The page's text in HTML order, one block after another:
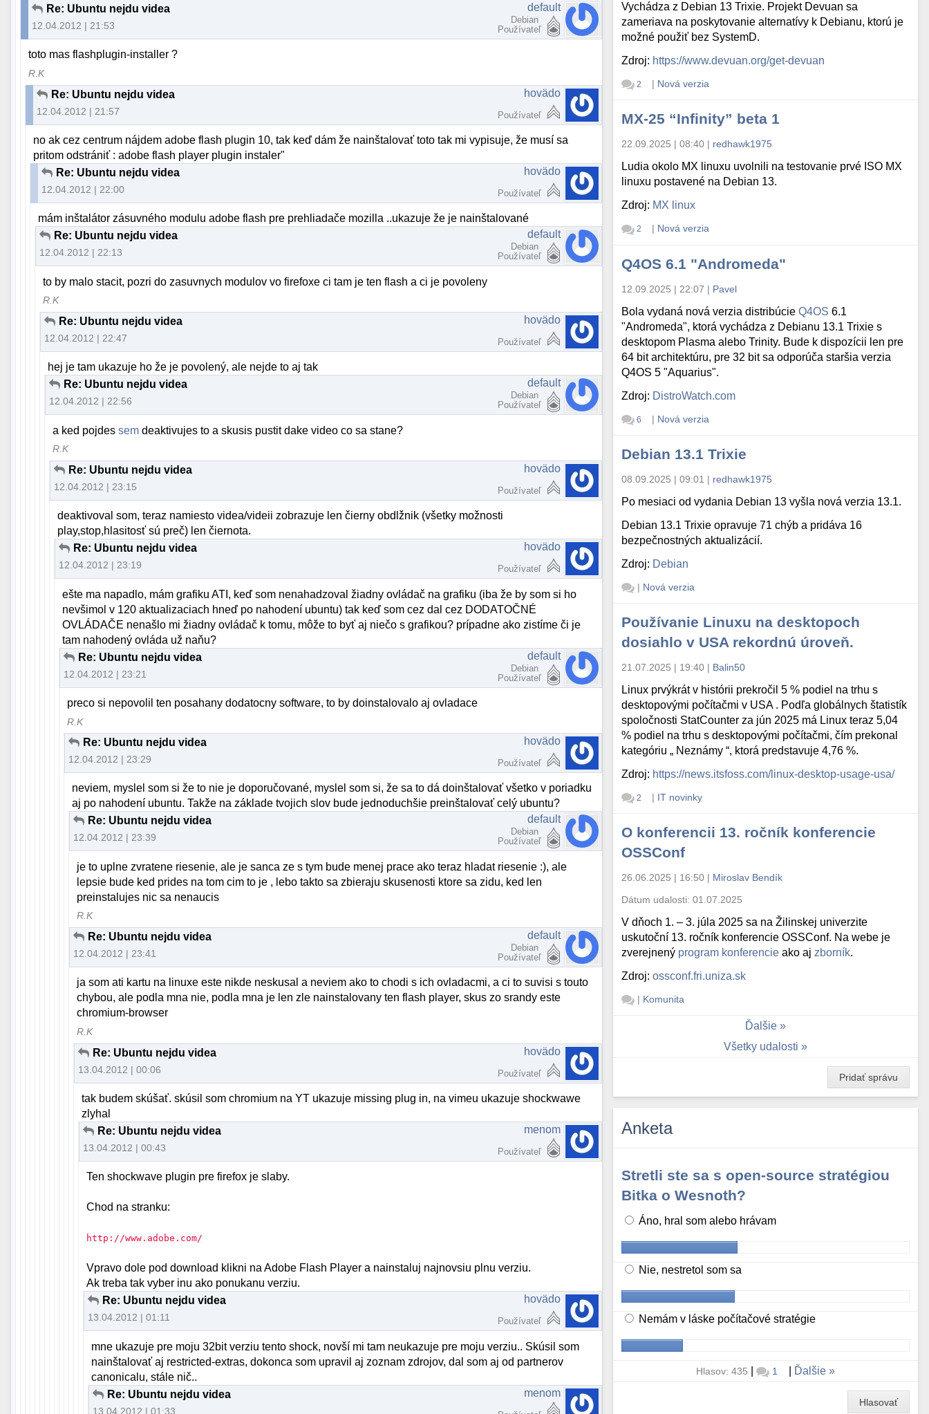
Re: Ubuntu nejdu videa
12.04.2012 | 21:53
default
Debian
Používateľ
toto mas flashplugin-installer ?
R.K
Re: Ubuntu nejdu videa
12.04.2012 | 21:57
hovädo
Používateľ
no ak cez centrum nájdem adobe flash plugin 10, tak keď dám že nainštalovať toto tak mi vypisuje, že musí sa
pritom odstrániť : adobe flash player plugin instaler"
Re: Ubuntu nejdu videa
12.04.2012 | 22:00
hovädo
Používateľ
mám inštalátor zásuvného modulu adobe flash pre prehliadače mozilla ..ukazuje že je nainštalované
Re: Ubuntu nejdu videa
12.04.2012 | 22:13
default
Debian
Používateľ
to by malo stacit, pozri do zasuvnych modulov vo firefoxe ci tam je ten flash a ci je povoleny
R.K
Re: Ubuntu nejdu videa
12.04.2012 | 22:47
hovädo
Používateľ
hej je tam ukazuje ho že je povolený, ale nejde to aj tak
Re: Ubuntu nejdu videa
12.04.2012 | 22:56
default
Debian
Používateľ
a ked pojdessem deaktivujes to a skusis pustit dake video co sa stane?
R.K
Re: Ubuntu nejdu videa
12.04.2012 | 23:15
hovädo
Používateľ
deaktivoval som, teraz namiesto videa/videii zobrazuje len čierny obdlžnik (všetky možnosti
play,stop,hlasitosť sú preč) len čiernota.
Re: Ubuntu nejdu videa
12.04.2012 | 23:19
hovädo
Používateľ
ešte ma napadlo, mám grafiku ATI, keď som nenahadzoval žiadny ovládač na grafiku (iba že by som si ho
nevšimol v 120 aktualizaciach hneď po nahodení ubuntu) tak keď som cez dal cez DODATOČNÉ
OVLÁDAČE nenašlo mi žiadny ovládač k tomu, môže to byť aj niečo s grafikou? prípadne ako zistíme či je
tam nahodený ovláda už naňu?
Re: Ubuntu nejdu videa
12.04.2012 | 23:21
default
Debian
Používateľ
preco si nepovolil ten posahany dodatocny software, to by doinstalovalo aj ovladace
R.K
Re: Ubuntu nejdu videa
12.04.2012 | 23:29
hovädo
Používateľ
neviem, myslel som si že to nie je doporučované, myslel som si, že sa to dá doinštalovať všetko v poriadku
aj po nahodení ubuntu. Takže na základe tvojich slov bude jednoduchšie preinštalovať celý ubuntu?
Re: Ubuntu nejdu videa
12.04.2012 | 23:39
default
Debian
Používateľ
je to uplne zvratene riesenie, ale je sanca ze s tym bude menej prace ako teraz hladat riesenie :), ale
lepsie bude ked prides na tom cim to je , lebo takto sa zbieraju skusenosti ktore sa zidu, ked len
preinstalujes nic sa nenaucis
R.K
Re: Ubuntu nejdu videa
12.04.2012 | 23:41
default
Debian
Používateľ
ja som ati kartu na linuxe este nikde neskusal a neviem ako to chodi s ich ovladacmi, a ci to suvisi s touto
chybou, ale podla mna nie, podla mna je len zle nainstalovany ten flash player, skus zo srandy este
chromium-browser
R.K
Re: Ubuntu nejdu videa
13.04.2012 | 00:06
hovädo
Používateľ
tak budem skúšať. skúsil som chromium na YT ukazuje missing plug in, na vimeu ukazuje shockwawe
zlyhal
Re: Ubuntu nejdu videa
13.04.2012 | 00:43
menom
Používateľ
Ten shockwave plugin pre firefox je slaby.
Chod na stranku:
http://www.adobe.com/
Vpravo dole pod download klikni na Adobe Flash Player a nainstaluj najnovsiu plnu verziu.
Ak treba tak vyber inu ako ponukanu verziu.
Re: Ubuntu nejdu videa
13.04.2012 | 01:11
hovädo
Používateľ
mne ukazuje pre moju 32bit verziu tento shock, novší mi tam neukazuje pre moju verziu.. Skúsil som
nainštalovať aj restricted-extras, dokonca som upravil aj zoznam zdrojov, dal som aj od partnerov
canonicalu, stále nič..
Re: Ubuntu nejdu videa
13.04.2012 | 01:33
menom
Vychádza z Debian 13 Trixie. Projekt Devuan sa
zameriava na poskytovanie alternatívy k Debianu, ktorú je
možné použiť bez SystemD.
Zdroj: https://www.devuan.org/get-devuan
2 | Nová verzia
MX-25 “Infinity” beta 1
22.09.2025 | 08:40 | redhawk1975
Ludia okolo MX linuxu uvolnili na testovanie prvé ISO MX
linuxu postavené na Debian 13.
Zdroj: MX linux
2 | Nová verzia
Q4OS 6.1 "Andromeda"
12.09.2025 | 22:07 | Pavel
Bola vydaná nová verzia distribúcieQ4OS 6.1
"Andromeda", ktorá vychádza z Debianu 13.1 Trixie s
desktopom Plasma alebo Trinity. Bude k dispozícii len pre
64 bit architektúru, pre 32 bit sa odporúča staršia verzia
Q4OS 5 "Aquarius".
Zdroj: DistroWatch.com
6 | Nová verzia
Debian 13.1 Trixie
08.09.2025 | 09:01 | redhawk1975
Po mesiaci od vydania Debian 13 vyšla nová verzia 13.1.
Debian 13.1 Trixie opravuje 71 chýb a pridáva 16
bezpečnostných aktualizácií.
Zdroj: Debian
| Nová verzia
Používanie Linuxu na desktopoch
dosiahlo v USA rekordnú úroveň.
21.07.2025 | 19:40 | Balin50
Linux prvýkrát v histórii prekročil 5 % podiel na trhu s
desktopovými počítačmi v USA . Podľa globálnych štatistík
spoločnosti StatCounter za jún 2025 má Linux teraz 5,04
% podiel na trhu s desktopovými počítačmi, čím prekonal
kategóriu „ Neznámy “, ktorá predstavuje 4,76 %.
Zdroj: https://news.itsfoss.com/linux-desktop-usage-usa/
2 | IT novinky
O konferencii 13. ročník konferencie
OSSConf
26.06.2025 | 16:50 | Miroslav Bendík
Dátum udalosti:01.07.2025
V dňoch 1. – 3. júla 2025 sa na Žilinskej univerzite
uskutoční 13. ročník konferencie OSSConf. Na webe je
zverejnený program konferencie ako aj zborník.
Zdroj:ossconf.fri.uniza.sk
| Komunita
Ďalšie
Všetky udalosti
Pridať správu
Anketa
Stretli ste sa s open-source stratégiou
Bitka o Wesnoth?
Áno, hral som alebo hrávam
Nie, nestretol som sa
Nemám v láske počítačové stratégie
Hlasov: 435 | 1 Ďalšie
Hlasovať